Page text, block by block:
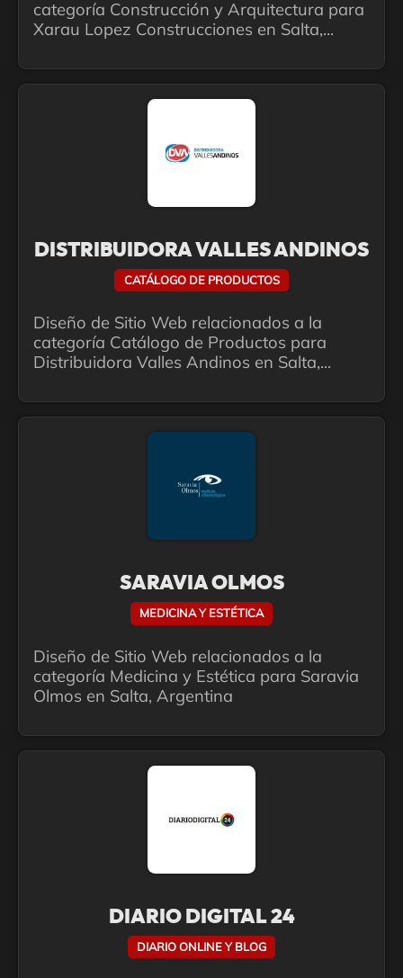
categoría Construcción y Arquitectura para
Xarau Lopez Construcciones en Salta,...
DISTRIBUIDORA VALLES ANDINOS
CATÁLOGO DE PRODUCTOS
Diseño de Sitio Web relacionados a la
categoría Catálogo de Productos para
Distribuidora Valles Andinos en Salta,...
SARAVIA OLMOS
MEDICINA Y ESTÉTICA
Diseño de Sitio Web relacionados a la
categoría Medicina y Estética para Saravia
Olmos en Salta, Argentina
DIARIO DIGITAL 24
DIARIO ONLINE Y BLOG